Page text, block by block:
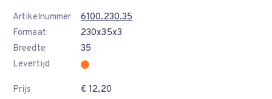
Artikelnummer
6100.230.35
Formaat
230x35x3
Breedte
35
Levertijd
Prijs
€ 12,20